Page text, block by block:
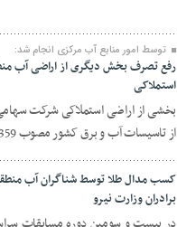
توسط امور منابع آب مرکزی انجام شد:
استملاکی
از تاسیسات آب و برق کشور مصوب 1359 توسط امور منابع آب مرکزی رفع تصرف شد.
کسب مدال طلا توسط شناگران آب
برادران وزارت نیرو